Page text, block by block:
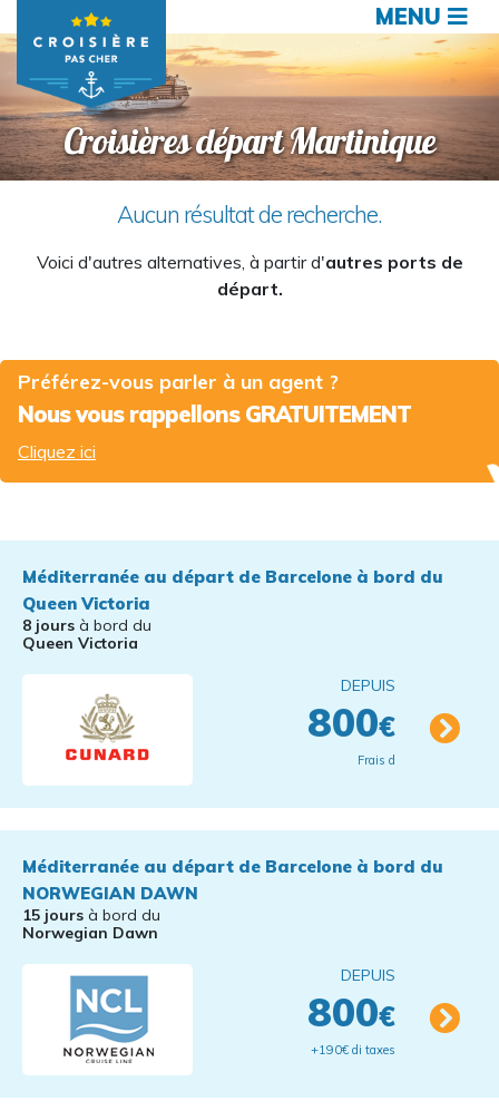
MENU
Croisières départ Martinique
Aucun résultat de recherche.
Voici d'autres alternatives, à partir d'autres ports de
départ.
Préférez-vous parler à un agent ?
Nous vous rappellons GRATUITEMENT
Cliquez ici
Méditerranée au départ de Barcelone à bord du
Queen Victoria
8 jours à bord du
Queen Victoria
DEPUIS
800€
Frais d
Méditerranée au départ de Barcelone à bord du
NORWEGIAN DAWN
15 jours à bord du
Norwegian Dawn
DEPUIS
800€
+190€ di taxes